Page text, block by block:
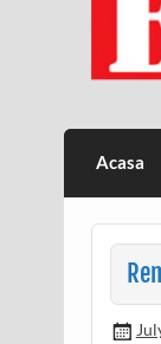
Acasa